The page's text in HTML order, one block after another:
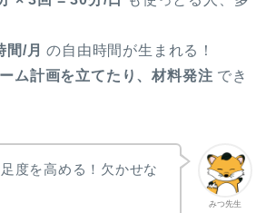
間/月 の自由時間が生まれる！
ム計画を立てたり、材料発注 でき
みつ先生
度を高める！欠かせな